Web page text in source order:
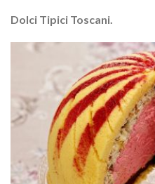
Dolci Tipici Toscani.